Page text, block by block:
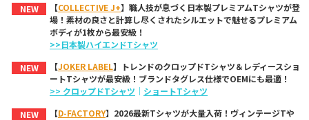
NEW
【COLLECTIVE J+】職人技が息づく日本製プレミアムTシャツが登
場！素材の良さと計算し尽くされたシルエットで魅せるプレミアム
ボディが1枚から最安級！
>>日本製ハイエンドTシャツ
NEW
【JOKER LABEL】トレンドのクロップドTシャツ＆レディースショ
ートTシャツが最安級！ブランドタグレス仕様でOEMにも最適！
>> クロップドTシャツ ｜ ショートTシャツ
NEW
【D-FACTORY】2026最新Tシャツが大量入荷！ヴィンテージTや